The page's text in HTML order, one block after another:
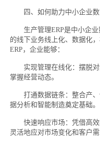
四、如何助力中小企业数
生产管理ERP是中小企业
的线下业务线上化、数据化
ERP，企业能够：
实现管理在线化：摆脱对
掌握经营动态。
打通数据链条：整合产、
据分析和智能制造奠定基础。
快速响应市场：凭借高效
灵活地应对市场变化和客户需